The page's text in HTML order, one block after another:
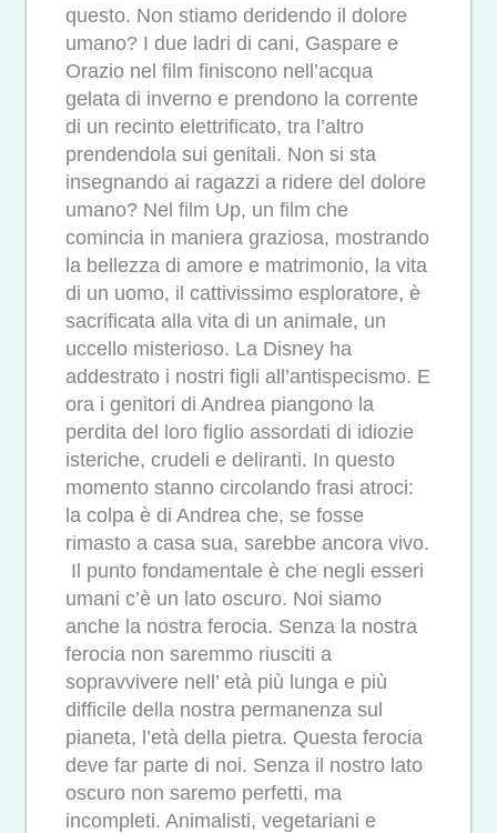
questo. Non stiamo deridendo il dolore
umano? I due ladri di cani, Gaspare e
Orazio nel film finiscono nell’acqua
gelata di inverno e prendono la corrente
di un recinto elettrificato, tra l’altro
prendendola sui genitali. Non si sta
insegnando ai ragazzi a ridere del dolore
umano? Nel film Up, un film che
comincia in maniera graziosa, mostrando
la bellezza di amore e matrimonio, la vita
di un uomo, il cattivissimo esploratore, è
sacrificata alla vita di un animale, un
uccello misterioso. La Disney ha
addestrato i nostri figli all’antispecismo. E
ora i genitori di Andrea piangono la
perdita del loro figlio assordati di idiozie
isteriche, crudeli e deliranti. In questo
momento stanno circolando frasi atroci:
la colpa è di Andrea che, se fosse
rimasto a casa sua, sarebbe ancora vivo.
Il punto fondamentale è che negli esseri
umani c’è un lato oscuro. Noi siamo
anche la nostra ferocia. Senza la nostra
ferocia non saremmo riusciti a
sopravvivere nell’ età più lunga e più
difficile della nostra permanenza sul
pianeta, l’età della pietra. Questa ferocia
deve far parte di noi. Senza il nostro lato
oscuro non saremo perfetti, ma
incompleti. Animalisti, vegetariani e